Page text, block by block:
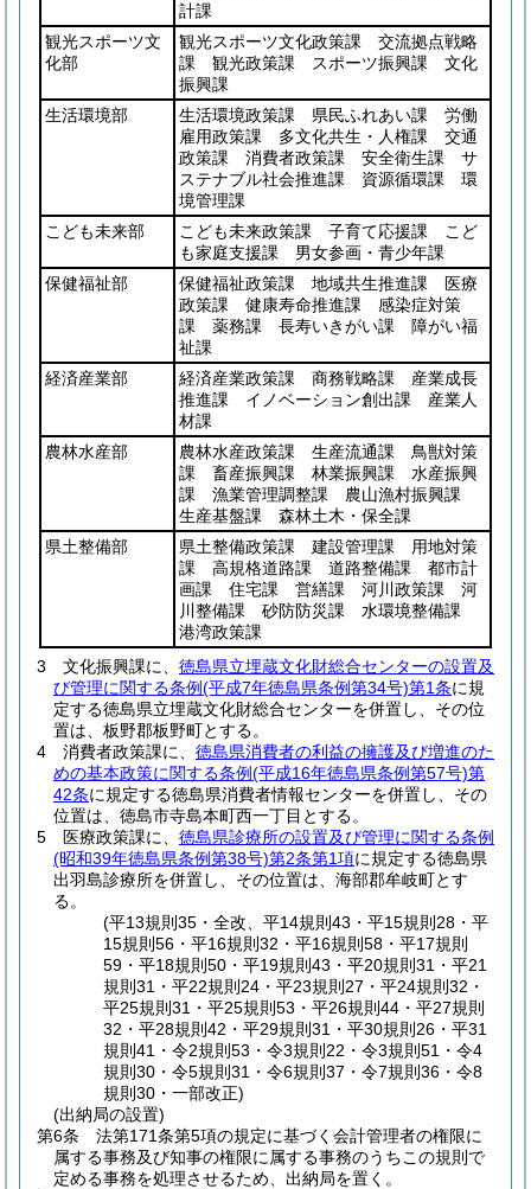
計課
観光スポーツ文
化部
観光スポーツ文化政策課 交流拠点戦略
課 観光政策課 スポーツ振興課 文化
振興課
生活環境部
生活環境政策課 県民ふれあい課 労働
雇用政策課 多文化共生・人権課 交通
政策課 消費者政策課 安全衛生課 サ
ステナブル社会推進課 資源循環課 環
境管理課
こども未来部
こども未来政策課 子育て応援課 こど
も家庭支援課 男女参画・青少年課
保健福祉部
保健福祉政策課 地域共生推進課 医療
政策課 健康寿命推進課 感染症対策
課 薬務課 長寿いきがい課 障がい福
祉課
経済産業部
経済産業政策課 商務戦略課 産業成長
推進課 イノベーション創出課 産業人
材課
農林水産部
農林水産政策課 生産流通課 鳥獣対策
課 畜産振興課 林業振興課 水産振興
課 漁業管理調整課 農山漁村振興課
生産基盤課 森林土木・保全課
県土整備部
県土整備政策課 建設管理課 用地対策
課 高規格道路課 道路整備課 都市計
画課 住宅課 営繕課 河川政策課 河
川整備課 砂防防災課 水環境整備課
港湾政策課
3
文化振興課に、 徳島県立埋蔵文化財総合センターの設置及
び管理に関する条例(平成7年徳島県条例第34号)第1条に規
定する徳島県立埋蔵文化財総合センターを併置し、その位
置は、板野郡板野町とする。
4
消費者政策課に、 徳島県消費者の利益の擁護及び増進のた
めの基本政策に関する条例(平成16年徳島県条例第57号)第
42条に規定する徳島県消費者情報センターを併置し、その
位置は、徳島市寺島本町西一丁目とする。
5
医療政策課に、 徳島県診療所の設置及び管理に関する条例
(昭和39年徳島県条例第38号)第2条第1項に規定する徳島県
出羽島診療所を併置し、その位置は、海部郡牟岐町とす
る。
(平13規則35・全改、平14規則43・平15規則28・平
15規則56・平16規則32・平16規則58・平17規則
59・平18規則50・平19規則43・平20規則31・平21
規則31・平22規則24・平23規則27・平24規則32・
平25規則31・平25規則53・平26規則44・平27規則
32・平28規則42・平29規則31・平30規則26・平31
規則41・令2規則53・令3規則22・令3規則51・令4
規則30・令5規則31・令6規則37・令7規則36・令8
規則30・一部改正)
(出納局の設置)
第6条
法第171条第5項の規定に基づく会計管理者の権限に
属する事務及び知事の権限に属する事務のうちこの規則で
定める事務を処理させるため、出納局を置く。